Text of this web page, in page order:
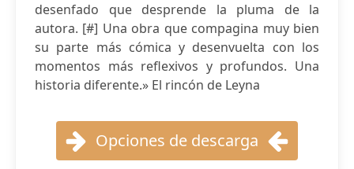
desenfado que desprende la pluma de la
autora. [#] Una obra que compagina muy bien
su parte más cómica y desenvuelta con los
momentos más reflexivos y profundos. Una
historia diferente.» El rincón de Leyna
Opciones de descarga